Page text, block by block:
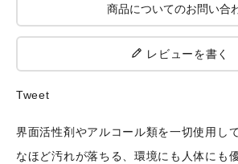
ようこそ ゲスト 様
商品についてのお問い合
レビューを書く
Tweet
界面活性剤やアルコール類を一切使用し
なほど汚れが落ちる、環境にも人体にも